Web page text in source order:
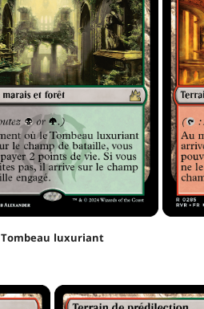
Tombeau luxuriant